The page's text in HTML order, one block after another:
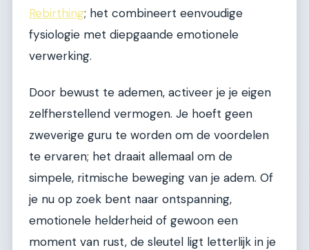
Rebirthing; het combineert eenvoudige
fysiologie met diepgaande emotionele
verwerking.
Door bewust te ademen, activeer je je eigen
zelfherstellend vermogen. Je hoeft geen
zweverige guru te worden om de voordelen
te ervaren; het draait allemaal om de
simpele, ritmische beweging van je adem. Of
je nu op zoek bent naar ontspanning,
emotionele helderheid of gewoon een
moment van rust, de sleutel ligt letterlijk in je